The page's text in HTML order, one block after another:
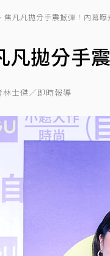
焦凡凡拋分手震撼彈！內幕
凡拋分手
士傑／即時報導